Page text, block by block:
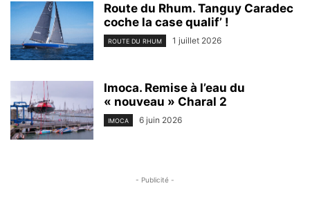
Route du Rhum. Tanguy Caradec
coche la case qualif’ !
ROUTE DU RHUM 1 juillet 2026
Imoca. Remise à l’eau du
« nouveau » Charal 2
IMOCA 6 juin 2026
- Publicité -